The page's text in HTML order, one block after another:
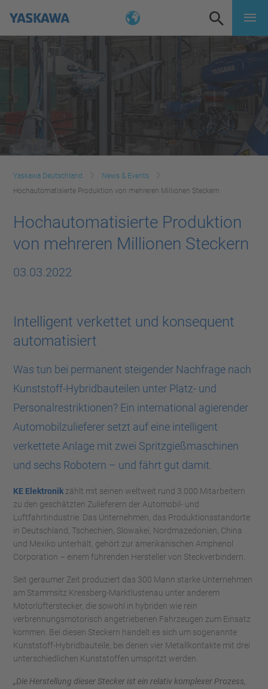
Yaskawa Deutschland
News & Events
Hochautomatisierte Produktion von mehreren Millionen Steckern
Hochautomatisierte Produktion
von mehreren Millionen Steckern
03.03.2022
Intelligent verkettet und konsequent
automatisiert
Was tun bei permanent steigender Nachfrage nach
Kunststoff-Hybridbauteilen unter Platz- und
Personalrestriktionen? Ein international agierender
Automobilzulieferer setzt auf eine intelligent
verkettete Anlage mit zwei Spritzgießmaschinen
und sechs Robotern – und fährt gut damit.
KE Elektronik zählt mit seinen weltweit rund 3.000 Mitarbeitern
zu den geschätzten Zulieferern der Automobil- und
Luftfahrtindustrie. Das Unternehmen, das Produktionsstandorte
in Deutschland, Tschechien, Slowakei, Nordmazedonien, China
und Mexiko unterhält, gehört zur amerikanischen Amphenol
Corporation – einem führenden Hersteller von Steckverbindern.
Seit geraumer Zeit produziert das 300 Mann starke Unternehmen
am Stammsitz Kressberg-Marktlustenau unter anderem
Motorlüfterstecker, die sowohl in hybriden wie rein
verbrennungsmotorisch angetriebenen Fahrzeugen zum Einsatz
kommen. Bei diesen Steckern handelt es sich um sogenannte
Kunststoff-Hybridbauteile, bei denen vier Metallkontakte mit drei
unterschiedlichen Kunststoffen umspritzt werden.
„Die Herstellung dieser Stecker ist ein relativ komplexer Prozess,